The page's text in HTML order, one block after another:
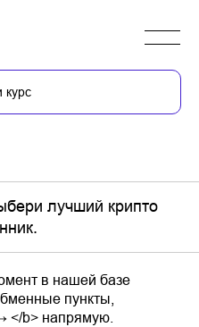
курс
лучший крипто
в нашей базе
пункты,
b> напрямую.